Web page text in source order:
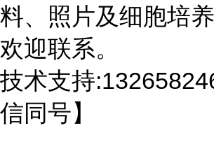
料、照片及细胞培
欢迎联系。
技术支持
信同号】